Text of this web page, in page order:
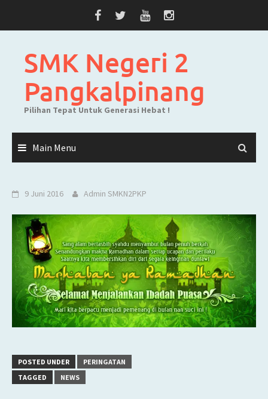
SMK Negeri 2
Pangkalpinang
Pilihan Tepat Untuk Generasi Hebat !
Main Menu
9 Juni 2016 Admin SMKN2PKP
POSTED UNDER
PERINGATAN
TAGGED
NEWS